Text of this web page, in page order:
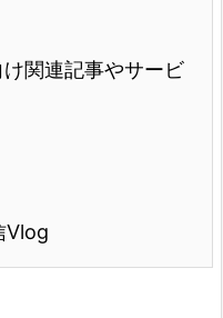
関連記事やサービ
Vlog